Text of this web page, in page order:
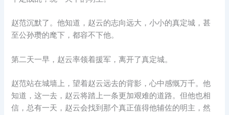
赵范沉默了。他知道，赵云的志向远大，小小的真定城，甚
至公孙瓒的麾下，都容不下他。
第二天一早，赵云率领着援军，离开了真定城。
赵范站在城墙上，望着赵云远去的背影，心中感慨万千。他
知道，这一去，赵云将踏上一条更加艰难的道路。但他也相
信，总有一天，赵云会找到那个真正值得他辅佐的明主，然